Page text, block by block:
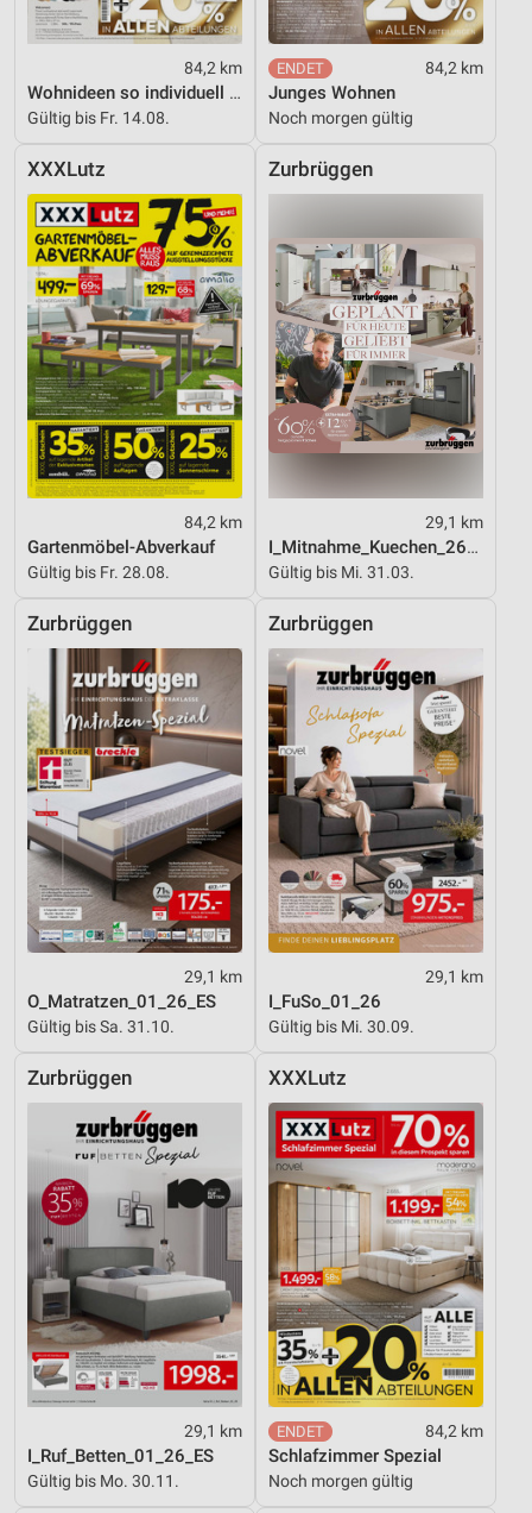
84,2 km
Wohnideen so individuell wie du!
Gültig bis Fr. 14.08.
84,2 km
Junges Wohnen
Noch morgen gültig
XXXLutz
84,2 km
Gartenmöbel-Abverkauf
Gültig bis Fr. 28.08.
Zurbrüggen
29,1 km
I_Mitnahme_Kuechen_26_ES
Gültig bis Mi. 31.03.
Zurbrüggen
29,1 km
O_Matratzen_01_26_ES
Gültig bis Sa. 31.10.
Zurbrüggen
29,1 km
I_FuSo_01_26
Gültig bis Mi. 30.09.
Zurbrüggen
29,1 km
I_Ruf_Betten_01_26_ES
Gültig bis Mo. 30.11.
XXXLutz
84,2 km
Schlafzimmer Spezial
Noch morgen gültig